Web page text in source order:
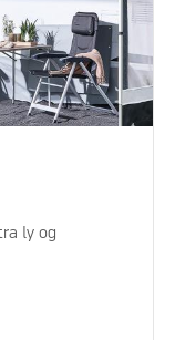
ly og